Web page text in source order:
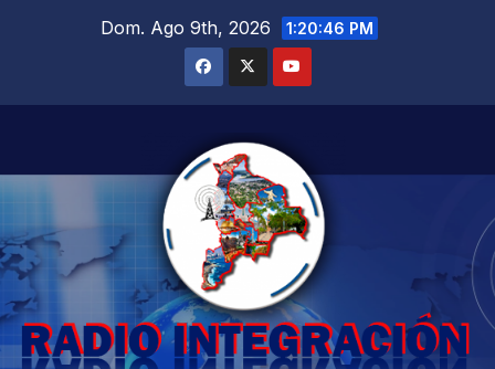
Dom. Ago 9th, 2026 1:20:48 PM